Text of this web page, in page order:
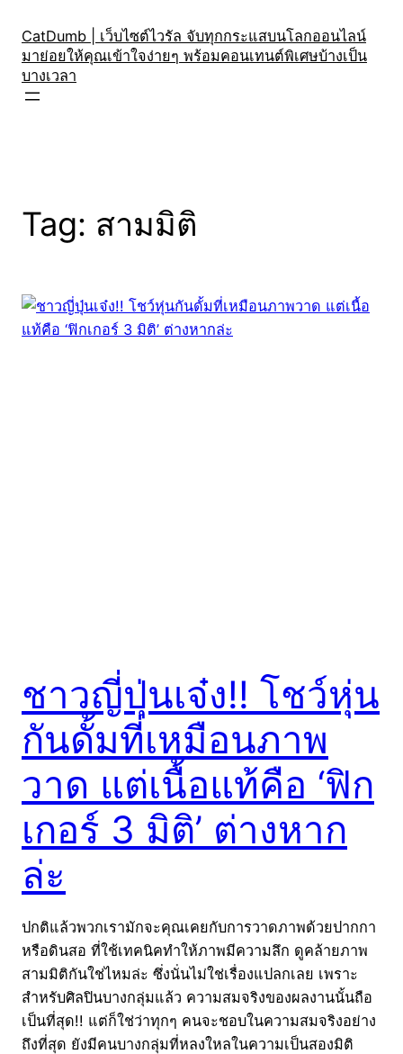
content
CatDumb | เว็บไซต์ไวรัล จับทุกกระแสบนโลกออนไลน์
มาย่อยให้คุณเข้าใจง่ายๆ พร้อมคอนเทนต์พิเศษบ้างเป็น
บางเวลา
Tag: สามมิติ
ชาวญี่ปุ่นเจ๋ง!! โชว์หุ่น
กันดั้มที่เหมือนภาพ
วาด แต่เนื้อแท้คือ ‘ฟิก
เกอร์ 3 มิติ’ ต่างหาก
ล่ะ
ปกติแล้วพวกเรามักจะคุณเคยกับการวาดภาพด้วยปากกา
หรือดินสอ ที่ใช้เทคนิคทำให้ภาพมีความลึก ดูคล้ายภาพ
สามมิติกันใช่ไหมล่ะ ซึ่งนั่นไม่ใช่เรื่องแปลกเลย เพราะ
สำหรับศิลปินบางกลุ่มแล้ว ความสมจริงของผลงานนั้นถือ
เป็นที่สุด!! แต่ก็ใช่ว่าทุกๆ คนจะชอบในความสมจริงอย่าง
ถึงที่สุด ยังมีคนบางกลุ่มที่หลงใหลในความเป็นสองมิติ